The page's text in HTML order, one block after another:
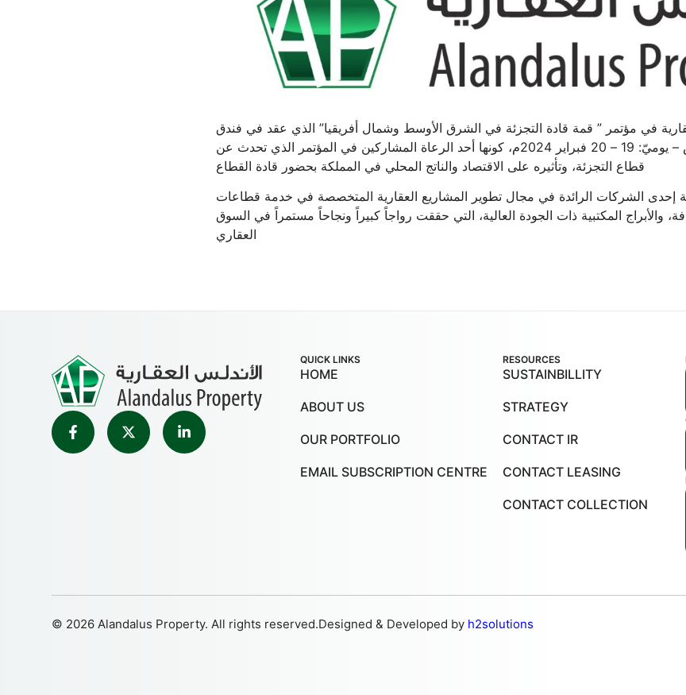
في مؤتمر ” قمة قادة التجزئة في الشرق الأوسط وشمال أفريقيا” الذي عقد في فندق
الريتزكارلتون بالعاصمة الرياض – يوميّ: 19 – 20 فبراير 2024م، كونها أحد الرعاة المشاركين في المؤتمر الذي تحدث عن
قطاع التجزئة، وتأثيره على الاقتصاد والناتج المحلي في المملكة بحضور قادة القطاع
إحدى الشركات الرائدة في مجال تطوير المشاريع العقارية المتخصصة في خدمة قطاعات
والأبراج المكتبية ذات الجودة العالية، التي حققت رواجاً كبيراً ونجاحاً مستمراً في السوق
العقاري
QUICK LINKS
HOME
ABOUT US
OUR PORTFOLIO
EMAIL SUBSCRIPTION CENTRE
RESOURCES
SUSTAINBILLITY
STRATEGY
CONTACT IR
CONTACT LEASING
CONTACT COLLECTION
© 2026 Alandalus Property. All rights reserved.Designed & Developed by h2solutions